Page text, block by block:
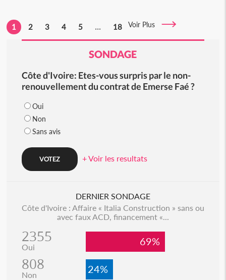
1 2 3 4 5 ... 18 Voir Plus
SONDAGE
Côte d'Ivoire: Etes-vous surpris par le non-
renouvellement du contrat de Emerse Faé ?
Oui
Non
Sans avis
+ Voir les resultats
DERNIER SONDAGE
Côte d'Ivoire : Affaire « Italia Construction » sans ou
avec faux ACD, financement «...
2355
Oui 69%
808
Non 24%